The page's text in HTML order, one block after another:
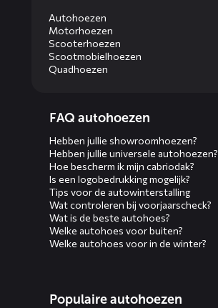
Autohoezen
Motorhoezen
Scooterhoezen
Scootmobielhoezen
Quadhoezen
menusFAQ autohoezen
Hebben jullie showroomhoezen?
Hebben jullie universele autohoezen?
Hoe bescherm ik mijn cabriodak?
Is een logobedrukking mogelijk?
Tips voor de autowinterstalling
Wat controleren bij voorjaarscheck?
Wat is de beste autohoes?
Welke autohoes voor buiten?
Welke autohoes voor in de winter?
Populaire autohoezen